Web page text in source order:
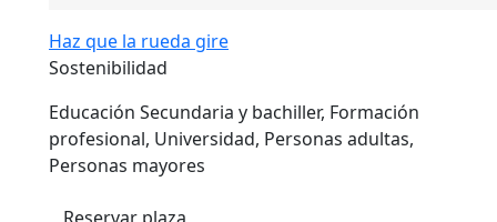
Haz que la rueda gire
Sostenibilidad
Educación Secundaria y bachiller, Formación
profesional, Universidad, Personas adultas,
Personas mayores